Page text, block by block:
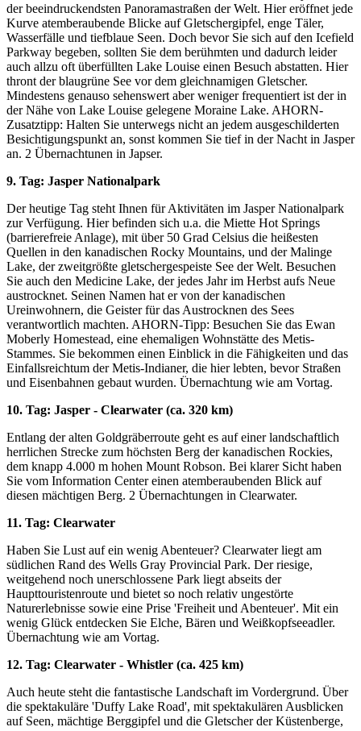
der beeindruckendsten Panoramastraßen der Welt. Hier eröffnet jede
Kurve atemberaubende Blicke auf Gletschergipfel, enge Täler,
Wasserfälle und tiefblaue Seen. Doch bevor Sie sich auf den Icefield
Parkway begeben, sollten Sie dem berühmten und dadurch leider
auch allzu oft überfüllten Lake Louise einen Besuch abstatten. Hier
thront der blaugrüne See vor dem gleichnamigen Gletscher.
Mindestens genauso sehenswert aber weniger frequentiert ist der in
der Nähe von Lake Louise gelegene Moraine Lake. AHORN-
Zusatztipp: Halten Sie unterwegs nicht an jedem ausgeschilderten
Besichtigungspunkt an, sonst kommen Sie tief in der Nacht in Jasper
an. 2 Übernachtunen in Japser.
9. Tag: Jasper Nationalpark
Der heutige Tag steht Ihnen für Aktivitäten im Jasper Nationalpark
zur Verfügung. Hier befinden sich u.a. die Miette Hot Springs
(barrierefreie Anlage), mit über 50 Grad Celsius die heißesten
Quellen in den kanadischen Rocky Mountains, und der Malinge
Lake, der zweitgrößte gletschergespeiste See der Welt. Besuchen
Sie auch den Medicine Lake, der jedes Jahr im Herbst aufs Neue
austrocknet. Seinen Namen hat er von der kanadischen
Ureinwohnern, die Geister für das Austrocknen des Sees
verantwortlich machten. AHORN-Tipp: Besuchen Sie das Ewan
Moberly Homestead, eine ehemaligen Wohnstätte des Metis-
Stammes. Sie bekommen einen Einblick in die Fähigkeiten und das
Einfallsreichtum der Metis-Indianer, die hier lebten, bevor Straßen
und Eisenbahnen gebaut wurden. Übernachtung wie am Vortag.
10. Tag: Jasper - Clearwater (ca. 320 km)
Entlang der alten Goldgräberroute geht es auf einer landschaftlich
herrlichen Strecke zum höchsten Berg der kanadischen Rockies,
dem knapp 4.000 m hohen Mount Robson. Bei klarer Sicht haben
Sie vom Information Center einen atemberaubenden Blick auf
diesen mächtigen Berg. 2 Übernachtungen in Clearwater.
11. Tag: Clearwater
Haben Sie Lust auf ein wenig Abenteuer? Clearwater liegt am
südlichen Rand des Wells Gray Provincial Park. Der riesige,
weitgehend noch unerschlossene Park liegt abseits der
Haupttouristenroute und bietet so noch relativ ungestörte
Naturerlebnisse sowie eine Prise 'Freiheit und Abenteuer'. Mit ein
wenig Glück entdecken Sie Elche, Bären und Weißkopfseeadler.
Übernachtung wie am Vortag.
12. Tag: Clearwater - Whistler (ca. 425 km)
Auch heute steht die fantastische Landschaft im Vordergrund. Über
die spektakuläre 'Duffy Lake Road', mit spektakulären Ausblicken
auf Seen, mächtige Berggipfel und die Gletscher der Küstenberge,